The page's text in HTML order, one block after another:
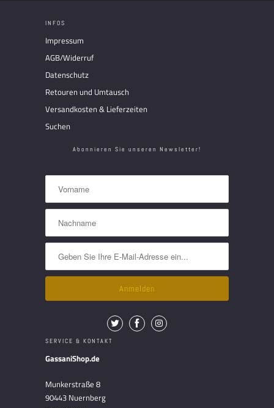
INFOS
Impressum
AGB/Widerruf
Datenschutz
Retouren und Umtausch
Versandkosten & Lieferzeiten
Suchen
Abonnieren Sie unseren Newsletter!
SERVICE & KONTAKT
GassaniShop.de
Munkerstraße 8
90443 Nuernberg